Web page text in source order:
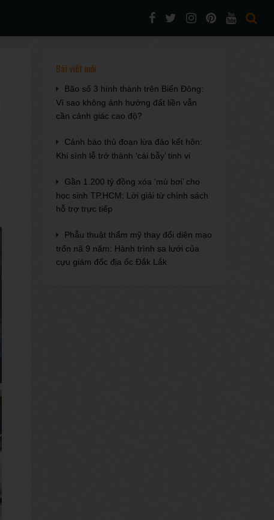
Bài viết mới
Bão số 3 hình thành trên Biển Đông:
Vì sao không ảnh hưởng đất liền vẫn
cần cảnh giác cao độ?
Cảnh báo thủ đoạn lừa đảo kết hôn:
Khi sính lễ trở thành ‘cái bẫy’ tinh vi
Gần 1.200 tỷ đồng xóa ‘mù bơi’ cho
học sinh TP.HCM: Lời giải từ chính sách
hỗ trợ trực tiếp
Phẫu thuật thẩm mỹ thay đổi diện mạo
trốn nã 9 năm: Hành trình sa lưới của
cựu giám đốc địa ốc Đắk Lắk